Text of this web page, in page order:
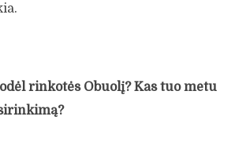
rinkotės Obuolį? Kas tuo metu